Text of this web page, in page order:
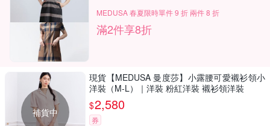
MEDUSA 春夏限時單件 9 折 兩件 8 折
滿2件享8折
補貨中
現貨【MEDUSA 曼度莎】小露腰可愛襯衫領小
洋裝（M-L）｜洋裝 粉紅洋裝 襯衫領洋裝
$2,580
券